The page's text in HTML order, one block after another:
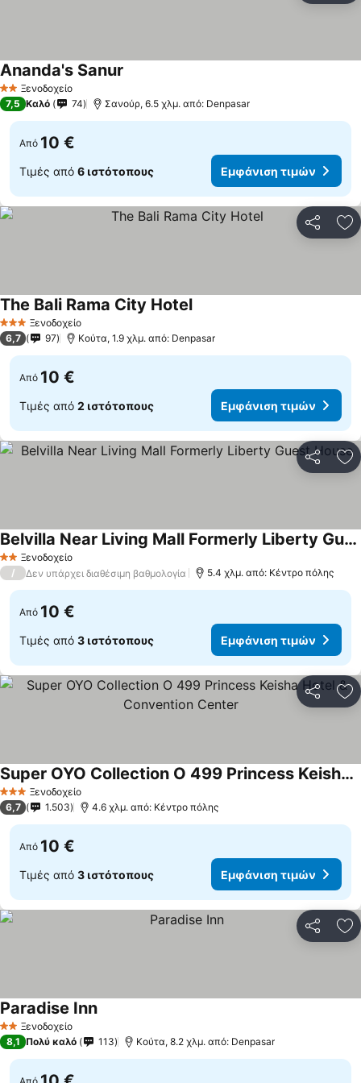
2 ΑστέριαΞενοδοχείο
Ananda's Sanur
7,5 Καλό 74 Σανούρ, 6.5 χλμ. από: Denpasar
Από 10 €
Τιμές από 6 ιστότοπους Εμφάνιση τιμών
3 ΑστέριαΞενοδοχείο
The Bali Rama City Hotel
6,7 97 Κούτα, 1.9 χλμ. από: Denpasar
Από 10 €
Τιμές από 2 ιστότοπους Εμφάνιση τιμών
2 ΑστέριαΞενοδοχείο
Belvilla Near Living Mall Formerly Liberty Guest House
/ Δεν υπάρχει διαθέσιμη βαθμολογία 5.4 χλμ. από: Κέντρο πόλης
Από 10 €
Τιμές από 3 ιστότοπους Εμφάνιση τιμών
3 ΑστέριαΞενοδοχείο
Super OYO Collection O 499 Princess Keisha Hotel & Convention Center
6,7 1.503 4.6 χλμ. από: Κέντρο πόλης
Από 10 €
Τιμές από 3 ιστότοπους Εμφάνιση τιμών
2 ΑστέριαΞενοδοχείο
Paradise Inn
8,1 Πολύ καλό 113 Κούτα, 8.2 χλμ. από: Denpasar
Από